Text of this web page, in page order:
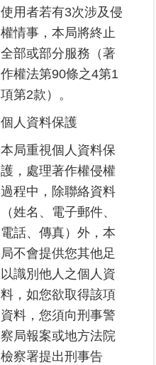
使用者若有3次涉及侵
權情事，本局將終止
全部或部分服務（著
作權法第90條之4第1
項第2款）。
個人資料保護
本局重視個人資料保
護，處理著作權侵權
過程中，除聯絡資料
（姓名、電子郵件、
電話、傳真）外，本
局不會提供您其他足
以識別他人之個人資
料，如您欲取得該項
資料，您須向刑事警
察局報案或地方法院
檢察署提出刑事告